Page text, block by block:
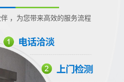
，为您带来高效的服务流程